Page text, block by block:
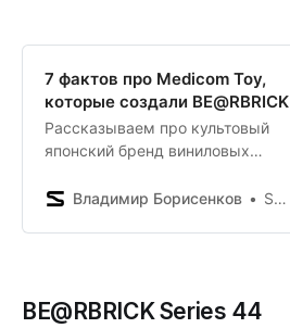
7 фактов про Medicom Toy,
которые создали BE@RBRICK
Рассказываем про культовый
японский бренд виниловых
Владимир Борисенков
SNKRHD Blog
BE@RBRICK Series 44